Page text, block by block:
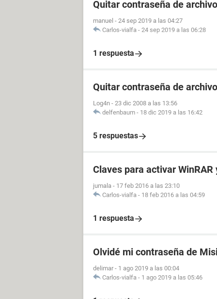
Quitar contraseña de
manuel - 24 sep 2019 a las 04:27
Carlos-vialfa - 24 sep 2019 a las 06:28
1 respuesta
Quitar contraseña de
Log4n - 23 dic 2008 a las 13:56
delfenbaum - 18 dic 2019 a las 16:42
5 respuestas
Claves para activar WinRAR
jumala - 17 feb 2016 a las 23:10
Carlos-vialfa - 18 feb 2016 a las 04:59
1 respuesta
Olvidé mi contraseña de
delimar - 1 ago 2019 a las 00:04
Carlos-vialfa - 1 ago 2019 a las 05:46